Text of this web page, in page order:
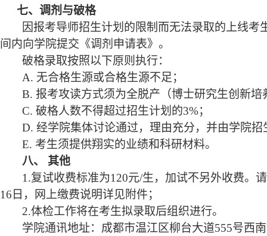
七、调剂与破格
因报考导师招生计划的限制而无法录取的上线
间内向学院提交《调剂申请表》。
破格录取按照以下原则执行：
A. 无合格生源或合格生源不足；
B. 报考攻读方式须为全脱产（博士研究生创新
C. 破格人数不得超过招生计划的3%；
D. 经学院集体讨论通过，理由充分，并由学院
E. 考生须提供翔实的业绩和科研材料。
八、 其他
1.复试收费标准为120元/生，加试不另外收费。
16日，网上缴费说明详见附件；
2.体检工作将在考生拟录取后组织进行。
学院通讯地址：成都市温江区柳台大道555号西